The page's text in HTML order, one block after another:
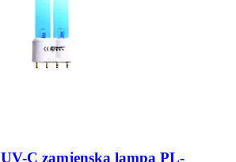
UV-​C zamjenska lampa PL-​